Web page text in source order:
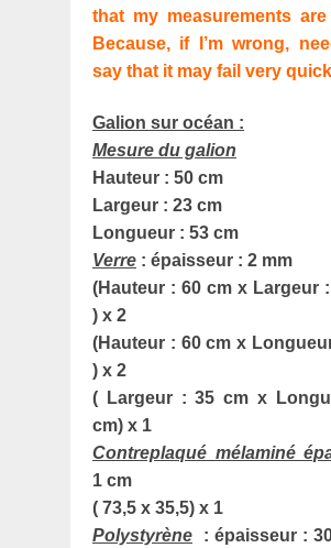
that my measurements
Because, if I’m wrong,
say that it may fail very
Galion sur océan :
Mesure du galion
Hauteur : 50 cm
Largeur : 23 cm
Longueur : 53 cm
Verre : épaisseur : 2 mm
(Hauteur : 60 cm x Largeur
) x 2
(Hauteur : 60 cm x
) x 2
( Largeur : 35 cm x
cm) x 1
Contreplaqué mélaminé
1 cm
( 73,5 x 35,5) x 1
Polystyrène : épaisseur :